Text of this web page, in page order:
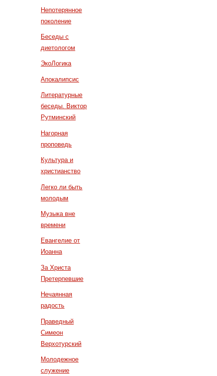
Непотерянное
поколение
Беседы с
диетологом
ЭкоЛогика
Апокалипсис
Литературные
беседы. Виктор
Рутминский
Нагорная
проповедь
Культура и
христианство
Легко ли быть
молодым
Музыка вне
времени
Евангелие от
Иоанна
За Христа
Претерпевшие
Нечаянная
радость
Праведный
Симеон
Верхотурский
Молодежное
служение